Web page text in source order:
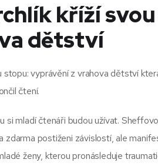
kříží
dětství
stopu: vyprávění z vrahova dětství
čtení.
si mladí čtenáři budou užívat.
postiženi závislostí, ale
ženy, kterou pronásleduje